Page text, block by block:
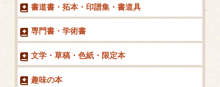
書道書・拓本・印譜集・書道具
専門書・学術書
文学・草稿・色紙・限定本
趣味の本